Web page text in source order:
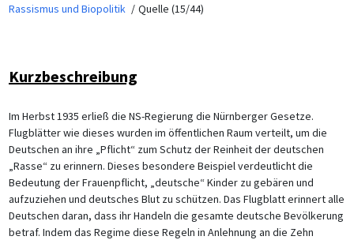
Rassismus und Biopolitik
Quelle (15/44)
Kurzbeschreibung
Im Herbst 1935 erließ die NS-Regierung die Nürnberger Gesetze.
Flugblätter wie dieses wurden im öffentlichen Raum verteilt, um die
Deutschen an ihre „Pflicht“ zum Schutz der Reinheit der deutschen
„Rasse“ zu erinnern. Dieses besondere Beispiel verdeutlicht die
Bedeutung der Frauenpflicht, „deutsche“ Kinder zu gebären und
aufzuziehen und deutsches Blut zu schützen. Das Flugblatt erinnert alle
Deutschen daran, dass ihr Handeln die gesamte deutsche Bevölkerung
betraf. Indem das Regime diese Regeln in Anlehnung an die Zehn